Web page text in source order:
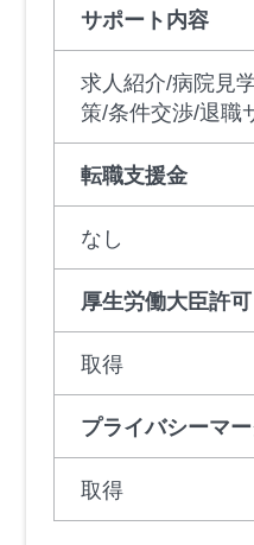
サポート内容
求人紹介/病院見
策/条件交渉/退職
転職支援金
なし
厚生労働大臣許可
取得
プライバシーマー
取得